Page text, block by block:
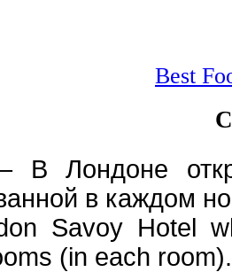
Best
В Лондоне
в каждом
Savoy Hotel
(in each room).